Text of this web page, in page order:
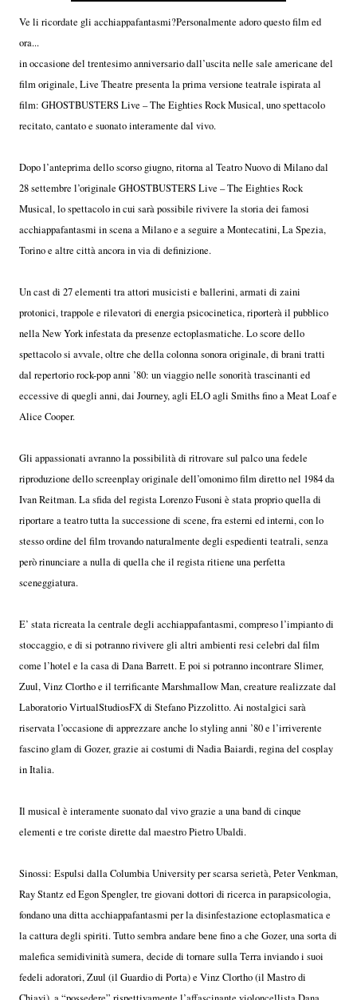
Ve li ricordate gli acchiappafantasmi?Personalmente adoro questo film ed
ora...
in occasione del trentesimo anniversario dall’uscita nelle sale americane del
film originale, Live Theatre presenta la prima versione teatrale ispirata al
film: GHOSTBUSTERS Live – The Eighties Rock Musical, uno spettacolo
recitato, cantato e suonato interamente dal vivo.
Dopo l’anteprima dello scorso giugno, ritorna al Teatro Nuovo di Milano dal
28 settembre l’originale GHOSTBUSTERS Live – The Eighties Rock
Musical, lo spettacolo in cui sarà possibile rivivere la storia dei famosi
acchiappafantasmi in scena a Milano e a seguire a Montecatini, La Spezia,
Torino e altre città ancora in via di definizione.
Un cast di 27 elementi tra attori musicisti e ballerini, armati di zaini
protonici, trappole e rilevatori di energia psicocinetica, riporterà il pubblico
nella New York infestata da presenze ectoplasmatiche. Lo score dello
spettacolo si avvale, oltre che della colonna sonora originale, di brani tratti
dal repertorio rock-pop anni ’80: un viaggio nelle sonorità trascinanti ed
eccessive di quegli anni, dai Journey, agli ELO agli Smiths fino a Meat Loaf e
Alice Cooper.
Gli appassionati avranno la possibilità di ritrovare sul palco una fedele
riproduzione dello screenplay originale dell’omonimo film diretto nel 1984 da
Ivan Reitman. La sfida del regista Lorenzo Fusoni è stata proprio quella di
riportare a teatro tutta la successione di scene, fra esterni ed interni, con lo
stesso ordine del film trovando naturalmente degli espedienti teatrali, senza
però rinunciare a nulla di quella che il regista ritiene una perfetta
sceneggiatura.
E’ stata ricreata la centrale degli acchiappafantasmi, compreso l’impianto di
stoccaggio, e di si potranno rivivere gli altri ambienti resi celebri dal film
come l’hotel e la casa di Dana Barrett. E poi si potranno incontrare Slimer,
Zuul, Vinz Clortho e il terrificante Marshmallow Man, creature realizzate dal
Laboratorio VirtualStudiosFX di Stefano Pizzolitto. Ai nostalgici sarà
riservata l’occasione di apprezzare anche lo styling anni ’80 e l’irriverente
fascino glam di Gozer, grazie ai costumi di Nadia Baiardi, regina del cosplay
in Italia.
Il musical è interamente suonato dal vivo grazie a una band di cinque
elementi e tre coriste dirette dal maestro Pietro Ubaldi.
Sinossi: Espulsi dalla Columbia University per scarsa serietà, Peter Venkman,
Ray Stantz ed Egon Spengler, tre giovani dottori di ricerca in parapsicologia,
fondano una ditta acchiappafantasmi per la disinfestazione ectoplasmatica e
la cattura degli spiriti. Tutto sembra andare bene fino a che Gozer, una sorta di
malefica semidivinità sumera, decide di tornare sulla Terra inviando i suoi
fedeli adoratori, Zuul (il Guardio di Porta) e Vinz Clortho (il Mastro di